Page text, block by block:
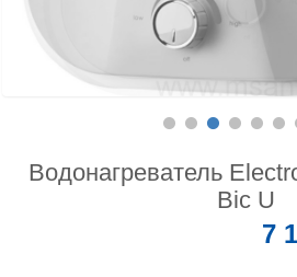
Водонагреватель
Bic U
7